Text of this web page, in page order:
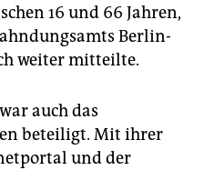
16 und 66 Jahren,
Berlin-
weiter mitteilte.
auch das
beteiligt. Mit ihrer
und der